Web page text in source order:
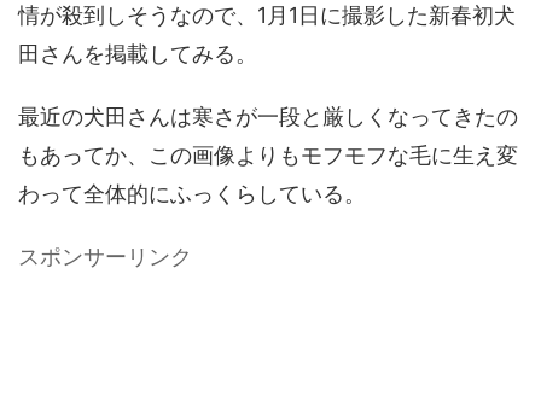
情が殺到しそうなので、1月1日に撮影した新春初犬
田さんを掲載してみる。
最近の犬田さんは寒さが一段と厳しくなってきたの
もあってか、この画像よりもモフモフな毛に生え変
わって全体的にふっくらしている。
スポンサーリンク